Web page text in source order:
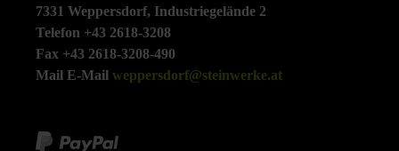
7331 Weppersdorf, Industriegelände 2
Telefon +43 2618-3208
Fax +43 2618-3208-490
Mail E-Mail weppersdorf@steinwerke.at